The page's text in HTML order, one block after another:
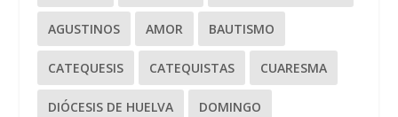
AGUSTINOS AMOR BAUTISMO
CATEQUESIS CATEQUISTAS CUARESMA
DIÓCESIS DE HUELVA DOMINGO